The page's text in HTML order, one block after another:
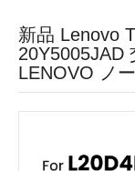
新品 Lenovo
20Y5005JAD
LENOVO ノ